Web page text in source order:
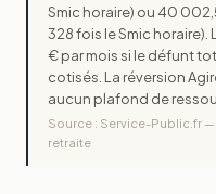
Smic horaire) ou 40
328 fois le Smic horaire).
€ par mois si le défunt
cotisés. La réversion
aucun plafond de
Source : Service-Public.fr —
retraite